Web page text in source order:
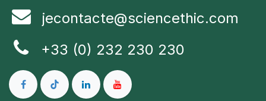
jecontacte@sciencethic.com
+33 (0) 232 230 230